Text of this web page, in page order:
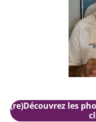
(re)Découvrez les